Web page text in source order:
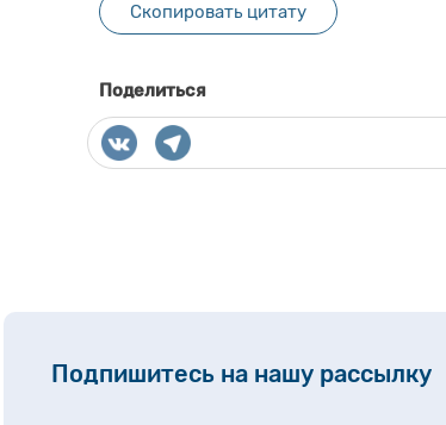
Скопировать цитату
Поделиться
Подпишитесь на нашу рассылку